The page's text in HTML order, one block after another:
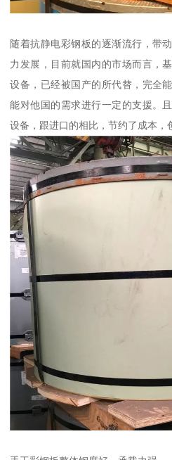
随着抗静电彩钢板的逐渐流行，带
力发展，目前就国内的市场而言，
设备，已经被国产的所代替，完全
能对他国的需求进行一定的支援。
设备，跟进口的相比，节约了成本，